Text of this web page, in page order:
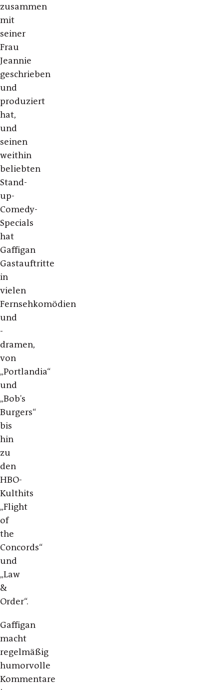
zusammen
mit
seiner
Frau
Jeannie
geschrieben
und
produziert
hat,
und
seinen
weithin
beliebten
Stand-
up-
Comedy-
Specials
hat
Gaffigan
Gastauftritte
in
vielen
Fernsehkomödien
und
-
dramen,
von
„Portlandia“
und
„Bob's
Burgers“
bis
hin
zu
den
HBO-
Kulthits
„Flight
of
the
Concords“
und
„Law
&
Order“.
Gaffigan
macht
regelmäßig
humorvolle
Kommentare